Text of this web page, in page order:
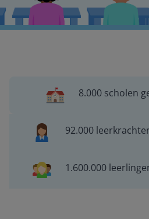
8.000 scholen
92.000
1.600.000